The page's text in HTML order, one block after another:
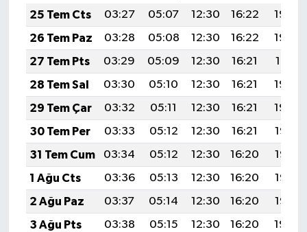
25 Tem Cts
03:27 05:07 12:30 16:22
19:43
26 Tem Paz
03:28 05:08 12:30 16:22
19:42
27 Tem Pts
03:29 05:09 12:30 16:21
19:41
28 Tem Sal
03:30 05:10 12:30 16:21
19:40
29 Tem Çar
03:32 05:11 12:30 16:21
19:39
30 Tem Per
03:33 05:12 12:30 16:21
19:38
31 Tem Cum
03:34 05:12 12:30 16:20
19:37
1 Ağu Cts
03:36 05:13 12:30 16:20
19:36
2 Ağu Paz
03:37 05:14 12:30 16:20
19:35
3 Ağu Pts
03:38 05:15 12:30 16:20
19:34